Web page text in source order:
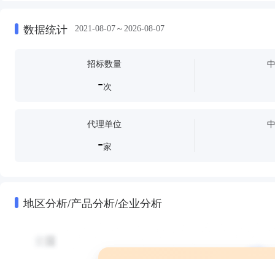
数据统计 2021-08-07～2026-08-07
招标数量
-次
代理单位
-家
地区分析/产品分析/企业分析